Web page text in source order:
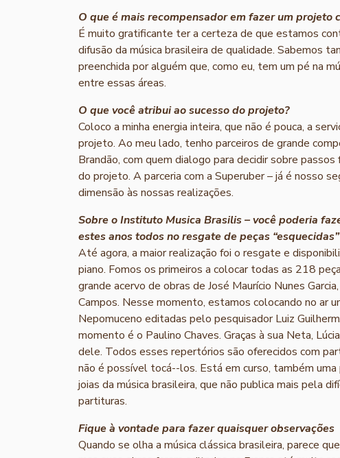
O que é mais recompensador em fazer um projeto
É muito gratificante ter a certeza de que estamos
difusão da música brasileira de qualidade. Sabemos
preenchida por alguém que, como eu, tem um pé na
entre essas áreas.
O que você atribui ao sucesso do projeto?
Coloco a minha energia inteira, que não é pouca, a
projeto. Ao meu lado, tenho parceiros de grande
Brandão, com quem dialogo para decidir sobre
do projeto. A parceria com a Superuber – já é nosso
dimensão às nossas realizações.
Sobre o Instituto Musica Brasilis – você poderia
estes anos todos no resgate de peças
Até agora, a maior realização foi o resgate e
piano. Fomos os primeiros a colocar todas as 218
grande acervo de obras de José Maurício Nunes
Campos. Nesse momento, estamos colocando no ar
Nepomuceno editadas pelo pesquisador Luiz
momento é o Paulino Chaves. Graças à sua Neta,
dele. Todos esses repertórios são oferecidos com
não é possível tocá-­-los. Está em curso, também
joias da música brasileira, que não publica mais pela
partituras.
Fique à vontade para fazer quaisquer observações
Quando se olha a música clássica brasileira, parece